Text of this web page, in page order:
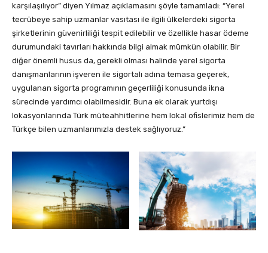
karşılaşılıyor” diyen Yılmaz açıklamasını şöyle tamamladı: “Yerel
tecrübeye sahip uzmanlar vasıtası ile ilgili ülkelerdeki sigorta
şirketlerinin güvenirliliği tespit edilebilir ve özellikle hasar ödeme
durumundaki tavırları hakkında bilgi almak mümkün olabilir. Bir
diğer önemli husus da, gerekli olması halinde yerel sigorta
danışmanlarının işveren ile sigortalı adına temasa geçerek,
uygulanan sigorta programının geçerliliği konusunda ikna
sürecinde yardımcı olabilmesidir. Buna ek olarak yurtdışı
lokasyonlarında Türk müteahhitlerine hem lokal ofislerimiz hem de
Türkçe bilen uzmanlarımızla destek sağlıyoruz.”